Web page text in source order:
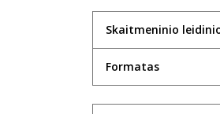
Skaitmeninio
Formatas